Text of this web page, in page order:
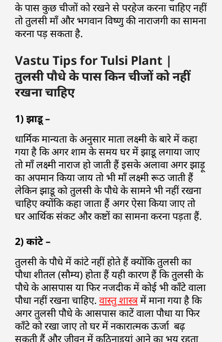
के पास कुछ चीजों को रखने से परहेज करना चाहिए नहीं
तो तुलसी माँ और भगवान विष्णु की नाराजगी का सामना
करना पड़ सकता है.
Vastu Tips for Tulsi Plant |
तुलसी पौधे के पास किन चीजों को नहीं
रखना चाहिए
1) झाडू –
धार्मिक मान्यता के अनुसार माता लक्ष्मी के बारे में कहा
गया है कि अगर शाम के समय घर में झाडू लगाया जाए
तो माँ लक्ष्मी नाराज हो जाती हैं इसके अलावा अगर झाड़ू
का अपमान किया जाय तो भी माँ लक्ष्मी रूठ जाती हैं
लेकिन झाडू को तुलसी के पौधे के सामने भी नहीं रखना
चाहिए क्योंकि कहा जाता हैं अगर ऐसा किया जाए तो
घर आर्थिक संकट और कष्टों का सामना करना पड़ता हैं.
2) कांटे –
तुलसी के पौधे में कांटे नहीं होते हैं क्योंकि तुलसी का
पौधा शीतल (सौम्य) होता हैं यही कारण हैं कि तुलसी के
पौधे के आसपास या फिर नजदीक में कोई भी काँटे वाला
पौधा नहीं रखना चाहिए. वास्तु शास्त्रमें माना गया है कि
अगर तुलसी पौधे के आसपास काटें वाला पौधा या फिर
काँटे को रखा जाए तो घर में नकारात्मक ऊर्जा बढ़
सकती हैं और जीवन में कठिनाइयां आने का भय रहता